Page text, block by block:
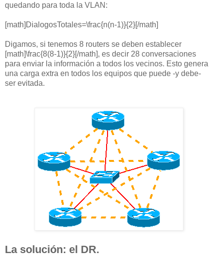
quedando para toda la VLAN:
[math]DialogosTotales=\frac{n(n-1)}{2}[/math]
Digamos, si tenemos 8 routers se deben establecer
[math]\frac{8(8-1)}{2}[/math], es decir 28 conversaciones
para enviar la información a todos los vecinos. Esto genera
una carga extra en todos los equipos que puede -y debe-
ser evitada.
La solución: el DR.